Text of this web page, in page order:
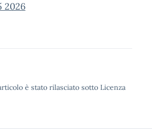
2026
è stato rilasciato sotto Licenza